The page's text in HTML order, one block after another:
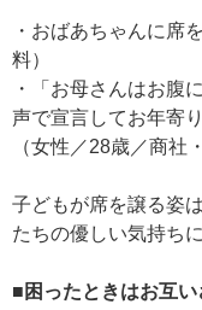
・おばあちゃんに席
料）
・「お母さんはお腹
声で宣言してお年寄
（女性／28歳／商社
子どもが席を譲る姿
たちの優しい気持ち
■困ったときはお互い